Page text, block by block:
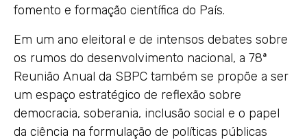
fomento e formação científica do País.
Em um ano eleitoral e de intensos debates sobre
os rumos do desenvolvimento nacional, a 78ª
Reunião Anual da SBPC também se propõe a ser
um espaço estratégico de reflexão sobre
democracia, soberania, inclusão social e o papel
da ciência na formulação de políticas públicas